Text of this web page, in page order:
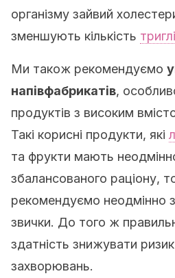
організму зайвий
зменшують кількість
Ми також рекомендуємо
напівфабрикатів,
продуктів з високим
Такі корисні продукти, які
та фрукти мають
збалансованого раціону,
рекомендуємо неодмінно
звички. До того ж
здатність знижувати
захворювань.